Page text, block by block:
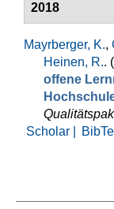
2018
Mayrberger, K.,
Heinen, R..
offene
Scholar |